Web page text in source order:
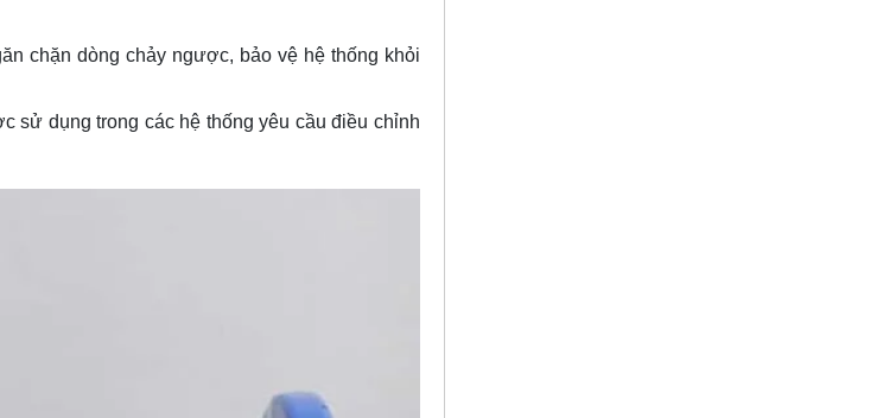
chặn dòng chảy ngược, bảo vệ hệ thống khỏi
sử dụng trong các hệ thống yêu cầu điều chỉnh